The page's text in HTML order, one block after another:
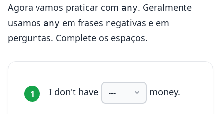
Agora vamos praticar com any. Geralmente
usamos any em frases negativas e em
perguntas. Complete os espaços.
1 I don't have money.